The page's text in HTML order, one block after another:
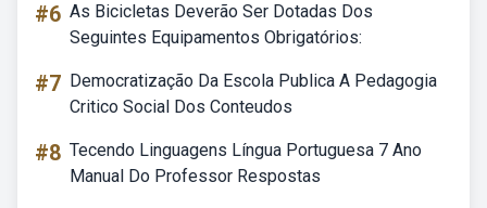
#6 As Bicicletas Deverão Ser Dotadas Dos
Seguintes Equipamentos Obrigatórios:
#7 Democratização Da Escola Publica A Pedagogia
Critico Social Dos Conteudos
#8 Tecendo Linguagens Língua Portuguesa 7 Ano
Manual Do Professor Respostas